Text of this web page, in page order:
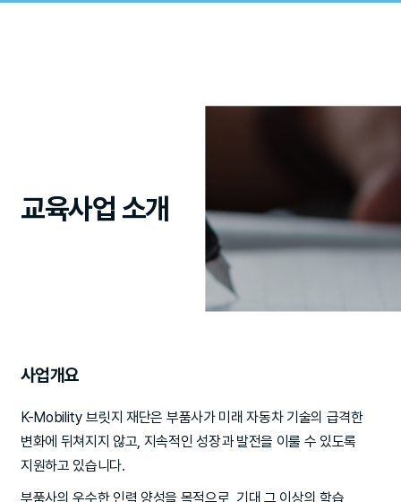
교육사업 소개
사업개요
K-Mobility 브릿지 재단은 부품사가 미래 자동차 기술의 급격한
변화에 뒤쳐지지 않고, 지속적인 성장과 발전을 이룰 수 있도록
지원하고 있습니다.
부품사의 우수한 인력 양성을 목적으로, 기대 그 이상의 학습